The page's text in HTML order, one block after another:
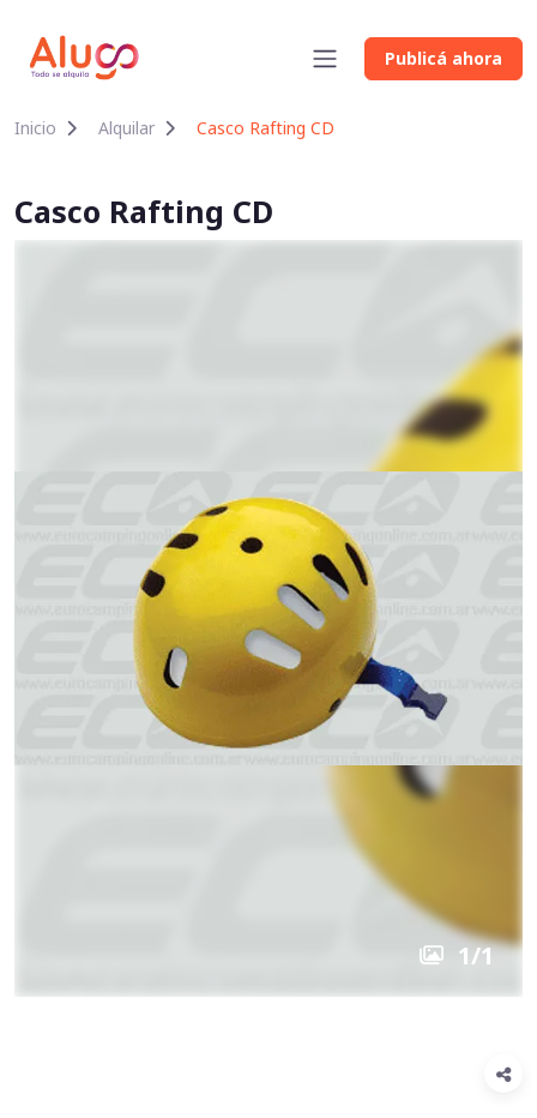
Publicá ahora
Inicio Alquilar Casco Rafting CD
1/1
Casco Rafting CD